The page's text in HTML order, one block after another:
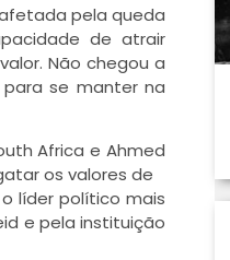
pela queda
de atrair
Não chegou a
se manter na
Africa e Ahmed
os valores de
líder político mais
e pela instituição